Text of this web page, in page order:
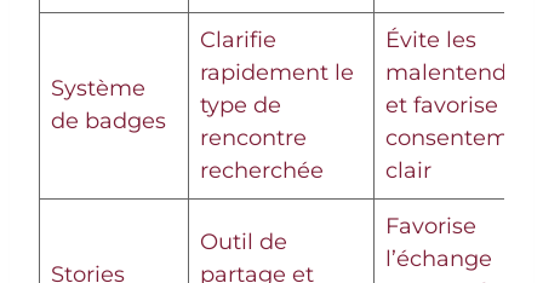
Système
de badges
Clarifie
rapidement le
type de
rencontre
recherchée
Évite les
malentendus
et favorise un
clair
Stories
Outil de
partage et
Favorise
l’échange